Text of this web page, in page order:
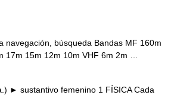
navegación, búsqueda Bandas MF 160m
17m 15m 12m 10m VHF 6m 2m …
► sustantivo femenino 1 FÍSICA Cada